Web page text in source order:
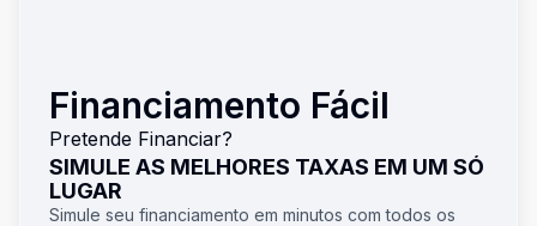
Financiamento Fácil
Pretende Financiar?
SIMULE AS MELHORES TAXAS EM UM SÓ
LUGAR
Simule seu financiamento em minutos com todos os